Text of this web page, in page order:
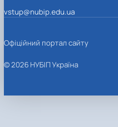
vstup@nubip.edu.ua
Офіційний портал сайту
© 2026 НУБІП Україна